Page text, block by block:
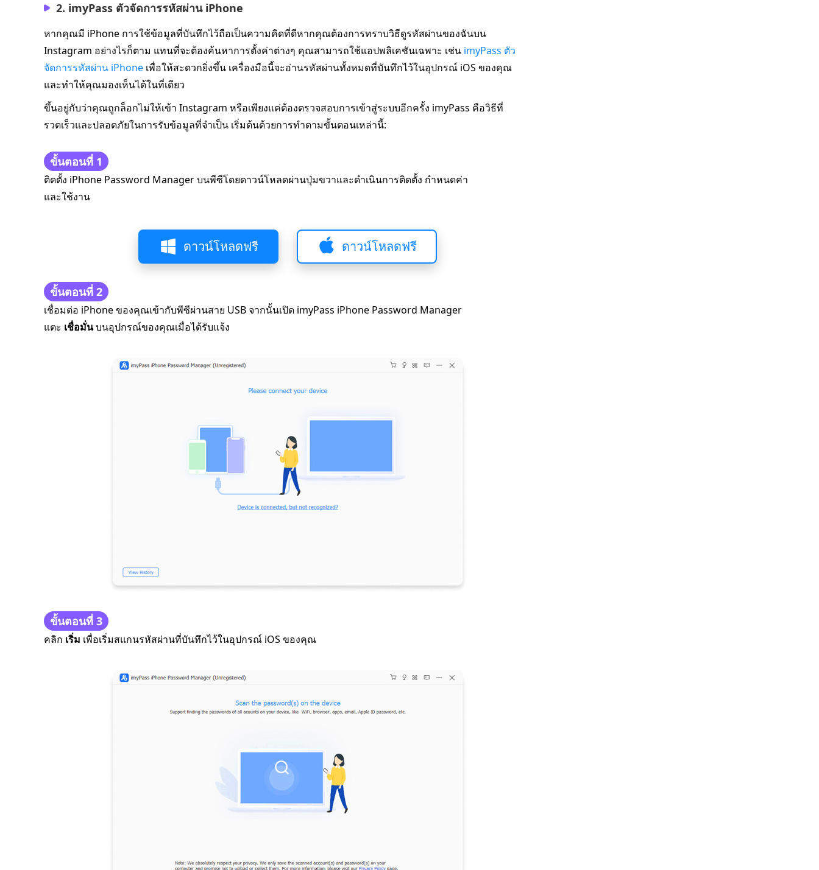
2. imyPass ตัวจัดการรหัสผ่าน iPhone
หากคุณมี iPhone การใช้ข้อมูลที่บันทึกไว้ถือเป็นความคิดที่ดีหากคุณต้องการทราบวิธีดูรหัสผ่านของฉันบน
Instagram อย่างไรก็ตาม แทนที่จะต้องค้นหาการตั้งค่าต่างๆ คุณสามารถใช้แอปพลิเคชันเฉพาะ เช่น imyPass ตัว
จัดการรหัสผ่าน iPhone เพื่อให้สะดวกยิ่งขึ้น เครื่องมือนี้จะอ่านรหัสผ่านทั้งหมดที่บันทึกไว้ในอุปกรณ์ iOS ของคุณ
และทำให้คุณมองเห็นได้ในที่เดียว
ขึ้นอยู่กับว่าคุณถูกล็อกไม่ให้เข้า Instagram หรือเพียงแค่ต้องตรวจสอบการเข้าสู่ระบบอีกครั้ง imyPass คือวิธีที่
รวดเร็วและปลอดภัยในการรับข้อมูลที่จำเป็น เริ่มต้นด้วยการทำตามขั้นตอนเหล่านี้:
ขั้นตอนที่ 1
ติดตั้ง iPhone Password Manager บนพีซีโดยดาวน์โหลดผ่านปุ่มขวาและดำเนินการติดตั้ง กำหนดค่า
และใช้งาน
ดาวน์โหลดฟรี ดาวน์โหลดฟรี
ขั้นตอนที่ 2
เชื่อมต่อ iPhone ของคุณเข้ากับพีซีผ่านสาย USB จากนั้นเปิด imyPass iPhone Password Manager
แตะ เชื่อมั่นบนอุปกรณ์ของคุณเมื่อได้รับแจ้ง
ขั้นตอนที่ 3
คลิก เริ่ม เพื่อเริ่มสแกนรหัสผ่านที่บันทึกไว้ในอุปกรณ์ iOS ของคุณ